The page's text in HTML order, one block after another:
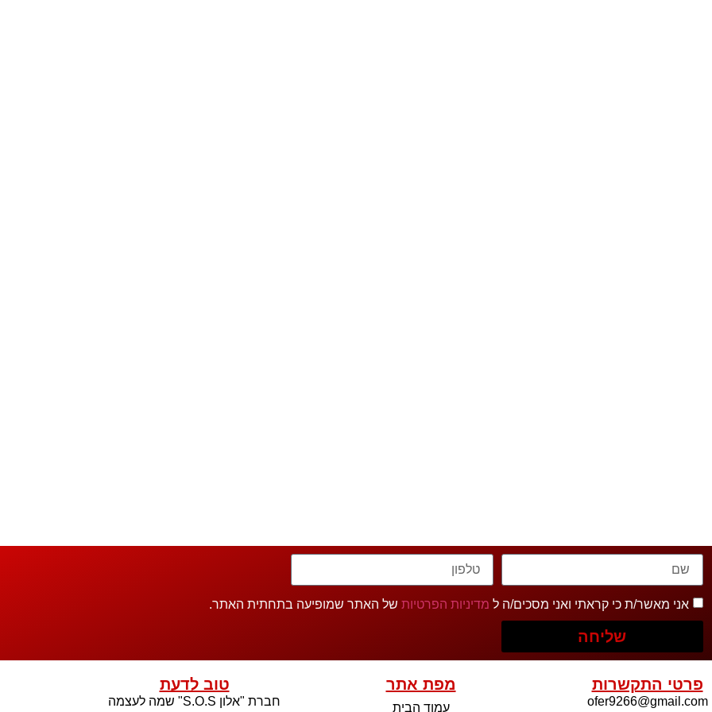
אני מאשר/ת כי קראתי ואני מסכים/ה ל מדיניות הפרטיותשל האתר שמופיעה בתחתית האתר.
שליחה
פרטי התקשרות
ofer9266@gmail.com
מפת אתר
עמוד הבית
טוב לדעת
חברת "אלון S.O.S" שמה לעצמה